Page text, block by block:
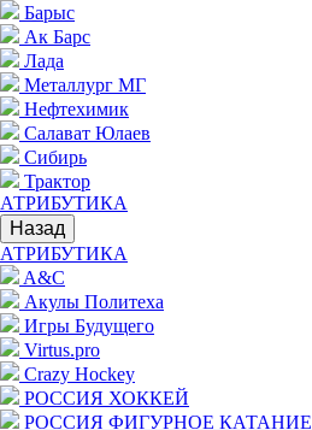
Барыс
Ак Барс
Лада
Металлург МГ
Нефтехимик
Салават Юлаев
Сибирь
Трактор
АТРИБУТИКА
Назад
АТРИБУТИКА
A&C
Акулы Политеха
Игры Будущего
Virtus.pro
Crazy Hockey
РОССИЯ ХОККЕЙ
РОССИЯ ФИГУРНОЕ КАТАНИЕ